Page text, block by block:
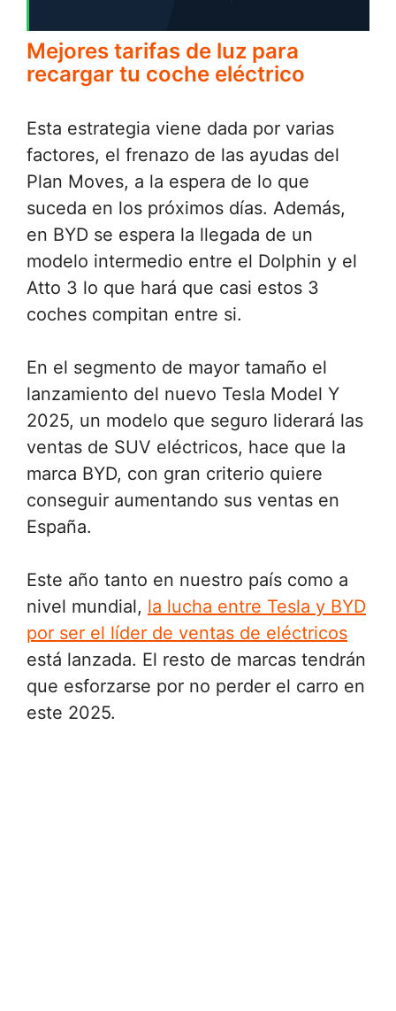
Mejores tarifas de luz para
recargar tu coche eléctrico
Esta estrategia viene dada por varias
factores, el frenazo de las ayudas del
Plan Moves, a la espera de lo que
suceda en los próximos días. Además,
en BYD se espera la llegada de un
modelo intermedio entre el Dolphin y el
Atto 3 lo que hará que casi estos 3
coches compitan entre si.
En el segmento de mayor tamaño el
lanzamiento del nuevo Tesla Model Y
2025, un modelo que seguro liderará las
ventas de SUV eléctricos, hace que la
marca BYD, con gran criterio quiere
conseguir aumentando sus ventas en
España.
Este año tanto en nuestro país como a
nivel mundial, la lucha entre Tesla y BYD
por ser el líder de ventas de eléctricos
está lanzada. El resto de marcas tendrán
que esforzarse por no perder el carro en
este 2025.